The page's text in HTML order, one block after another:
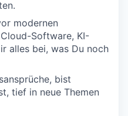
modernen
Software, KI-
alles bei, was Du noch
bist
tief in neue Themen